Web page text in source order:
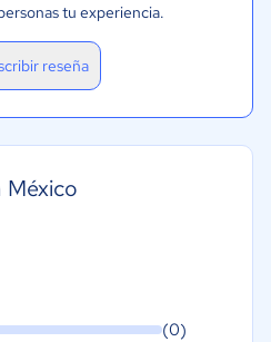
tu experiencia.
reseña
México
(0)